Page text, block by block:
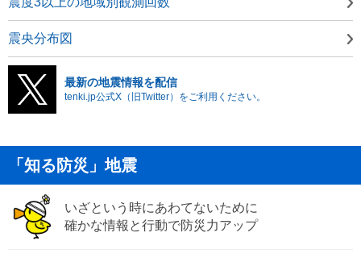
震央分布図
最新の地震情報を配信
tenki.jp公式X（旧Twitter）をご利用ください。
「知る防災」地震
いざという時にあわてないために
確かな情報と行動で防災力アップ